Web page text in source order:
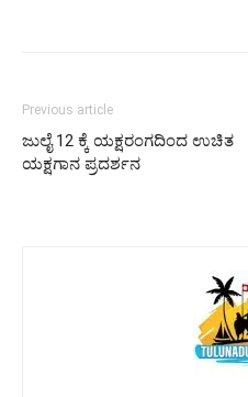
Previous article
ಜುಲೈ 12 ಕ್ಕೆ ಯಕ್ಷರಂಗದಿಂದ ಉಚಿತ
ಯಕ್ಷಗಾನ ಪ್ರದರ್ಶನ